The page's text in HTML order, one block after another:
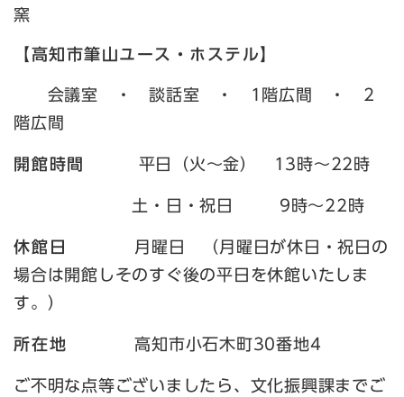
窯
【高知市筆山ユース・ホステル】
会議室 ・ 談話室 ・ 1階広間 ・ 2
階広間
開館時間 平日（火～金） 13時～22時
土・日・祝日 9時～22時
休館日
月曜日 （月曜日が休日・祝日の
場合は開館しそのすぐ後の平日を休館いたしま
す。）
所在地 高知市小石木町30番地4
ご不明な点等ございましたら、文化振興課までご